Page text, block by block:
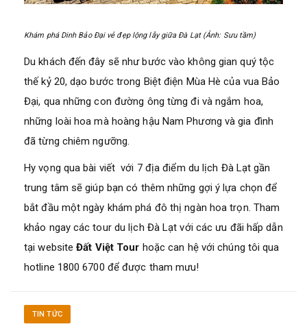
Khám phá Dinh Bảo Đại vẻ đẹp lộng lẫy giữa Đà Lạt (Ảnh: Sưu tầm)
Du khách đến đây sẽ như bước vào không gian quý tộc
thế kỷ 20, dạo bước trong Biệt điện Mùa Hè của vua Bảo
Đại, qua những con đường ông từng đi và ngắm hoa,
những loài hoa mà hoàng hậu Nam Phương và gia đình
đã từng chiêm ngưỡng.
Hy vọng qua bài viết với 7 địa điểm du lịch Đà Lạt gần
trung tâm sẽ giúp bạn có thêm những gợi ý lựa chọn để
bắt đầu một ngày khám phá đô thị ngàn hoa trọn. Tham
khảo ngay các tour du lịch Đà Lạt với các ưu đãi hấp dẫn
tại website Đất Việt Tour hoặc can hệ với chúng tôi qua
hotline 1800 6700 để được tham mưu!
TIN TỨC